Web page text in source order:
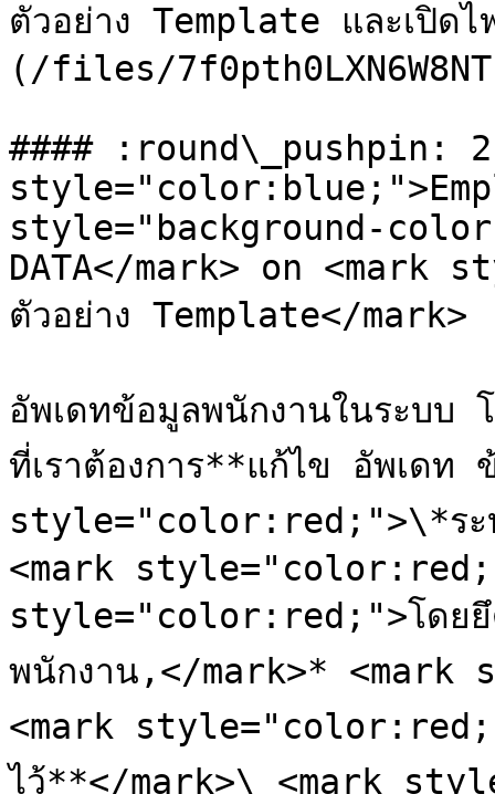
ตัวอย่าง Template และเปิด
(/files/
#### :round\_pushpin:
style="background-
DATA</mark> on <mark
ตัวอย่าง Template</mark>
อัพเดทข้อมูลพนักงานในระบ
ที่เราต้องการ**แก้ไข อัพเด
style="color:red;">\*ระบ
<mark
style="color:red;">โดยยึ
พนักงาน,</mark>*
<mark
ไว้**</mark>\ <mark